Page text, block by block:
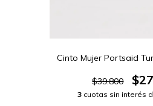
Cinto Mujer Portsaid
$39.800
3 cuotas sin interés